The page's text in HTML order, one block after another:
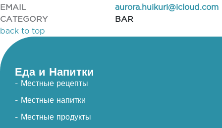
EMAIL
aurora.huikuri@icloud.com
CATEGORY
BAR
back to top
Еда и Напитки
- Местные рецепты
- Местные напитки
- Местные продукты